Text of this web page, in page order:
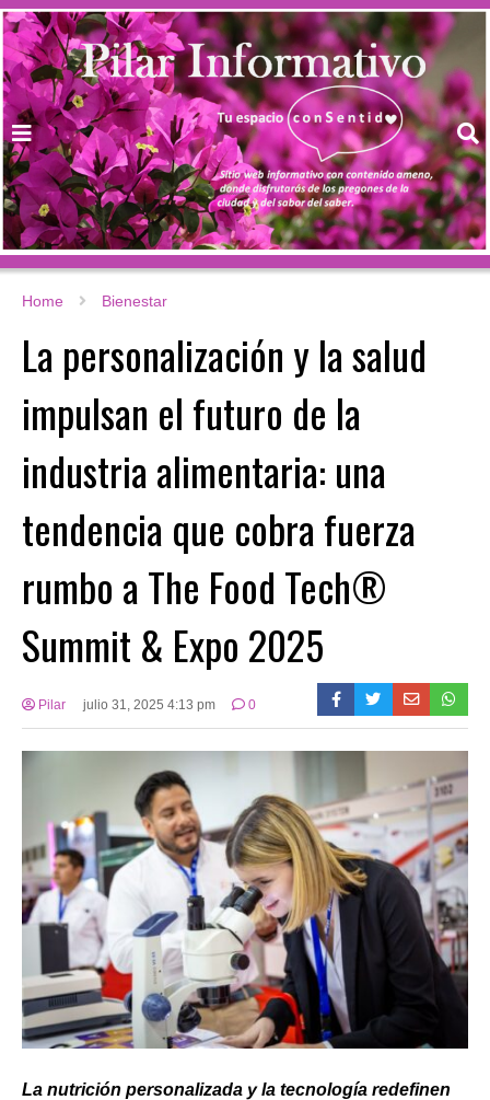
Home Bienestar
La personalización y la salud
impulsan el futuro de la
industria alimentaria: una
tendencia que cobra fuerza
rumbo a The Food Tech®️
Summit & Expo 2025
Pilar julio 31, 2025 4:13 pm 0
La nutrición personalizada y la tecnología redefinen